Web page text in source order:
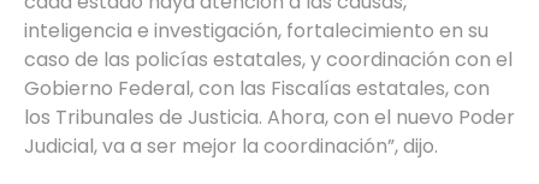
inteligencia e investigación, fortalecimiento en su
caso de las policías estatales, y coordinación con el
Gobierno Federal, con las Fiscalías estatales, con
los Tribunales de Justicia. Ahora, con el nuevo Poder
Judicial, va a ser mejor la coordinación”, dijo.